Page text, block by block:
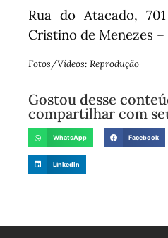
Rua do Atacado,
Cristino de Menezes –
Fotos/Vídeos: Reprodução
Gostou desse
compartilhar com
WhatsApp Facebook
LinkedIn